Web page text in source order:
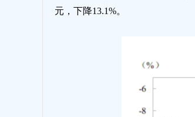
元，下降13.1%。